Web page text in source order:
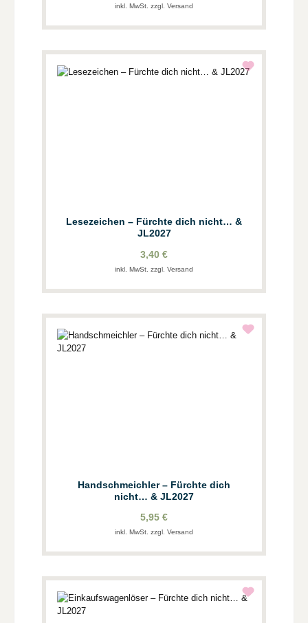
inkl. MwSt. zzgl. Versand
Lesezeichen – Fürchte dich nicht… &
JL2027
3,40 €
inkl. MwSt. zzgl. Versand
Handschmeichler – Fürchte dich
nicht… & JL2027
5,95 €
inkl. MwSt. zzgl. Versand